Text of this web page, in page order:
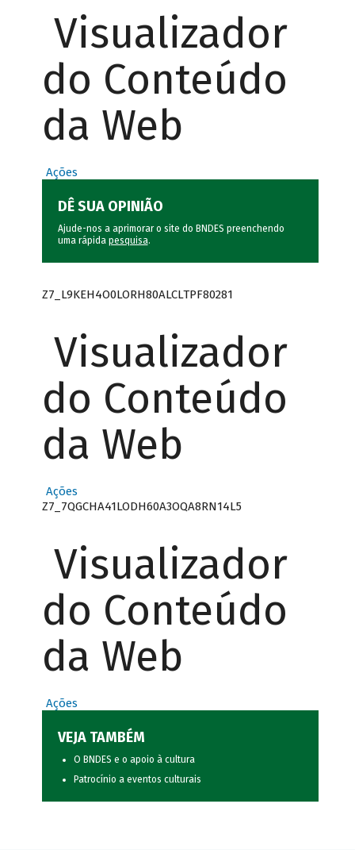
Visualizador
do Conteúdo
da Web
Ações
DÊ SUA OPINIÃO
Ajude-nos a aprimorar o site do BNDES preenchendo
uma rápida pesquisa.
Z7_L9KEH4O0LORH80ALCLTPF80281
Visualizador
do Conteúdo
da Web
Ações
Z7_7QGCHA41LODH60A3OQA8RN14L5
Visualizador
do Conteúdo
da Web
Ações
VEJA TAMBÉM
O BNDES e o apoio à cultura
Patrocínio a eventos culturais